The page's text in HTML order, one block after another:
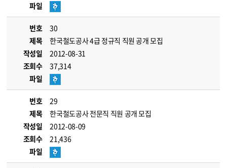
파일
번호
30
제목
한국철도공사 4급 정규직 직원 공개 모집
작성일
2012-08-31
조회수
37,314
파일
번호
29
제목
한국철도공사 전문직 직원 공개 모집
작성일
2012-08-09
조회수
21,436
파일